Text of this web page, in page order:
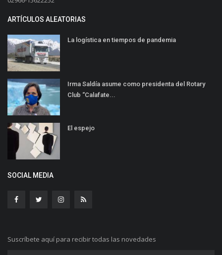
ARTÍCULOS ALEATORIAS
La logística en tiempos de pandemia
Irma Saldía asume como presidenta del Rotary
Club “Calafate...
El espejo
SOCIAL MEDIA
Suscríbete aquí para recibir todas las novedades